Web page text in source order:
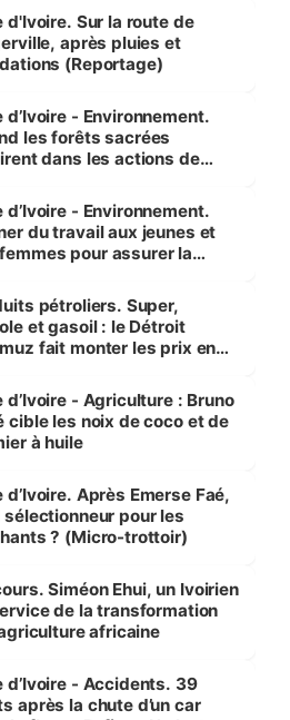
Ouattara
d'Ivoire. Sur la route de
après pluies et
(Reportage)
d’Ivoire - Environnement.
les forêts sacrées
dans les actions de
d’Ivoire - Environnement.
du travail aux jeunes et
pour assurer la
pétroliers. Super,
et gasoil : le Détroit
fait monter les prix en
d’Ivoire - Agriculture : Bruno
cible les noix de coco et de
à huile
d’Ivoire. Après Emerse Faé,
sélectionneur pour les
? (Micro-trottoir)
Siméon Ehui, un Ivoirien
de la transformation
africaine
d’Ivoire - Accidents. 39
après la chute d’un car